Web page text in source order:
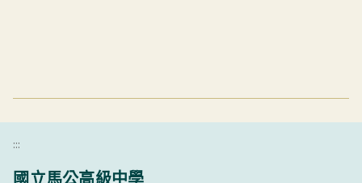
:::
國立馬公高級中學